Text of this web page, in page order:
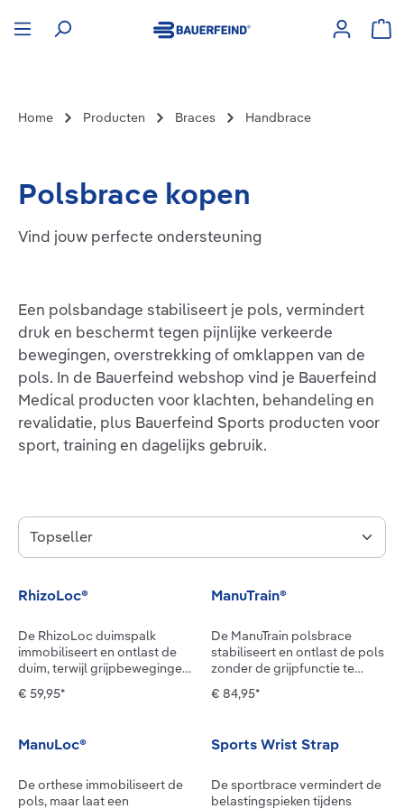
Home Producten Braces Handbrace
Polsbrace kopen
Vind jouw perfecte ondersteuning
Een polsbandage stabiliseert je pols, vermindert
druk en beschermt tegen pijnlijke verkeerde
bewegingen, overstrekking of omklappen van de
pols. In de Bauerfeind webshop vind je Bauerfeind
Medical producten voor klachten, behandeling en
revalidatie, plus Bauerfeind Sports producten voor
sport, training en dagelijks gebruik.
RhizoLoc®
De RhizoLoc duimspalk
immobiliseert en ontlast de
duim, terwijl grijpbewegingen
andere letsels van de
gewricht, postoperatieve
overstrekte band- en
kapselapparaat sneller te
€ 59,95*
ManuTrain®
De ManuTrain polsbrace
stabiliseert en ontlast de pols
zonder de grijpfunctie te
blessure, aanhoudende
heeft je pols rust en
buitenaf nodig. Net zo
belangrijk is het om de
€ 84,95*
ManuLoc®
De orthese immobiliseert de
pols, maar laat een
Sports Wrist Strap
De sportbrace vermindert de
belastingspieken tijdens